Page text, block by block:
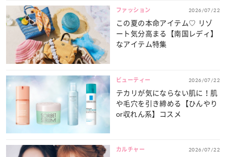
ファッション 2026/07/22
この夏の本命アイテム♡ リゾ
ート気分高まる【南国レディ】
なアイテム特集
ビューティー 2026/07/22
テカリが気にならない肌に！肌
や毛穴を引き締める【ひんやり
or収れん系】コスメ
カルチャー 2026/07/22